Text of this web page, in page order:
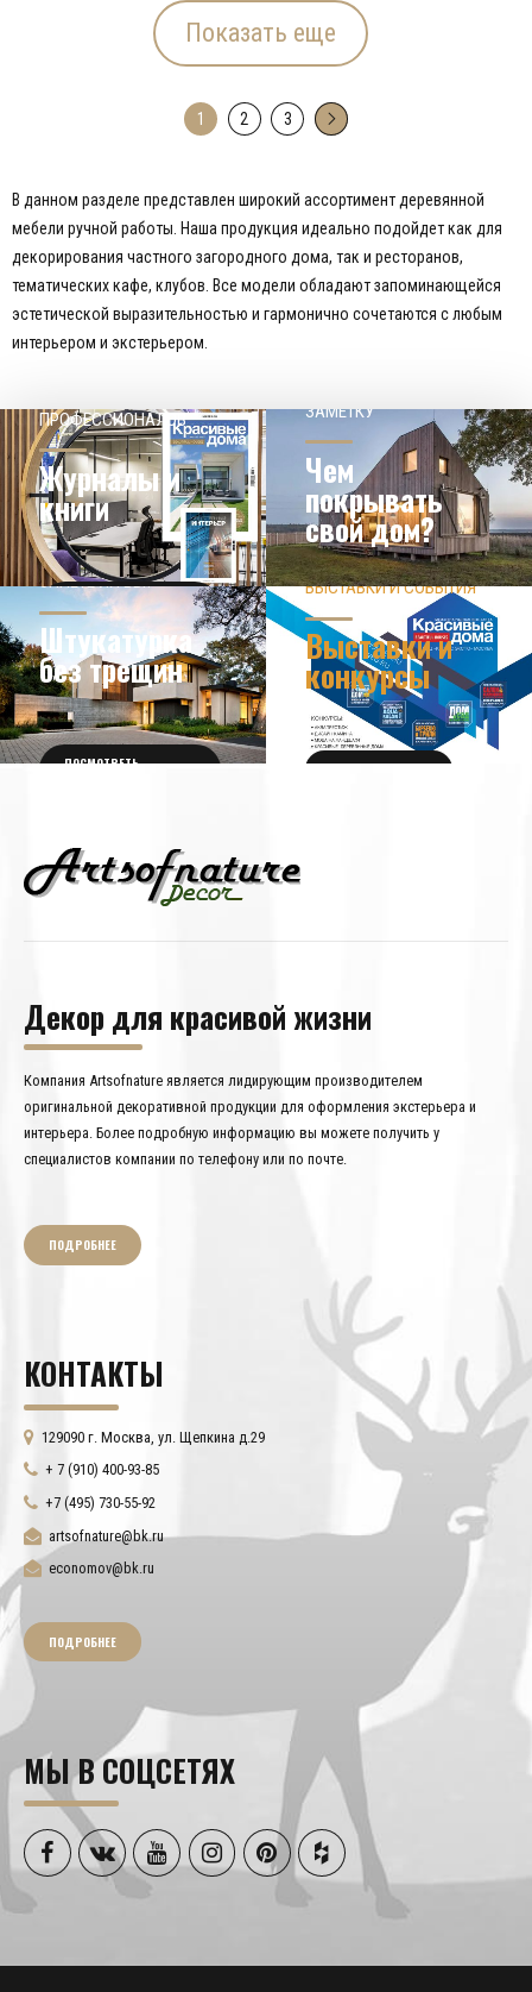
Показать еще
1 2 3 →
В данном разделе представлен широкий ассортимент деревянной
мебели ручной работы. Наша продукция идеально подойдет как для
декорирования частного загородного дома, так и ресторанов,
тематических кафе, клубов. Все модели обладают запоминающейся
эстетической выразительностью и гармонично сочетаются с любым
интерьером и экстерьером.
ПРОФЕССИОНАЛОВ
Журналы и
книги
НОВОСТИ ИЗ МИРА
ДИЗАЙНА
ЗАМЕТКУ
Чем
покрывать
свой дом?
УЗНАТЬ БОЛЬШЕ
ЗНАЕТЕ ЛИ ВЫ?
Штукатурка
без трещин
ПОСМОТРЕТЬ
ВЫСТАВКИ И СОБЫТИЯ
Выставки и
конкурсы
ПОЛУЧИТЬ БИЛЕТ
Декор для красивой жизни
Компания Artsofnature является лидирующим производителем
оригинальной декоративной продукции для оформления экстерьера и
интерьера. Более подробную информацию вы можете получить у
специалистов компании по телефону или по почте.
ПОДРОБНЕЕ
КОНТАКТЫ
129090 г. Москва, ул. Щепкина д.29
+ 7 (910) 400-93-85
+7 (495) 730-55-92
artsofnature@bk.ru
economov@bk.ru
ПОДРОБНЕЕ
МЫ В СОЦСЕТЯХ